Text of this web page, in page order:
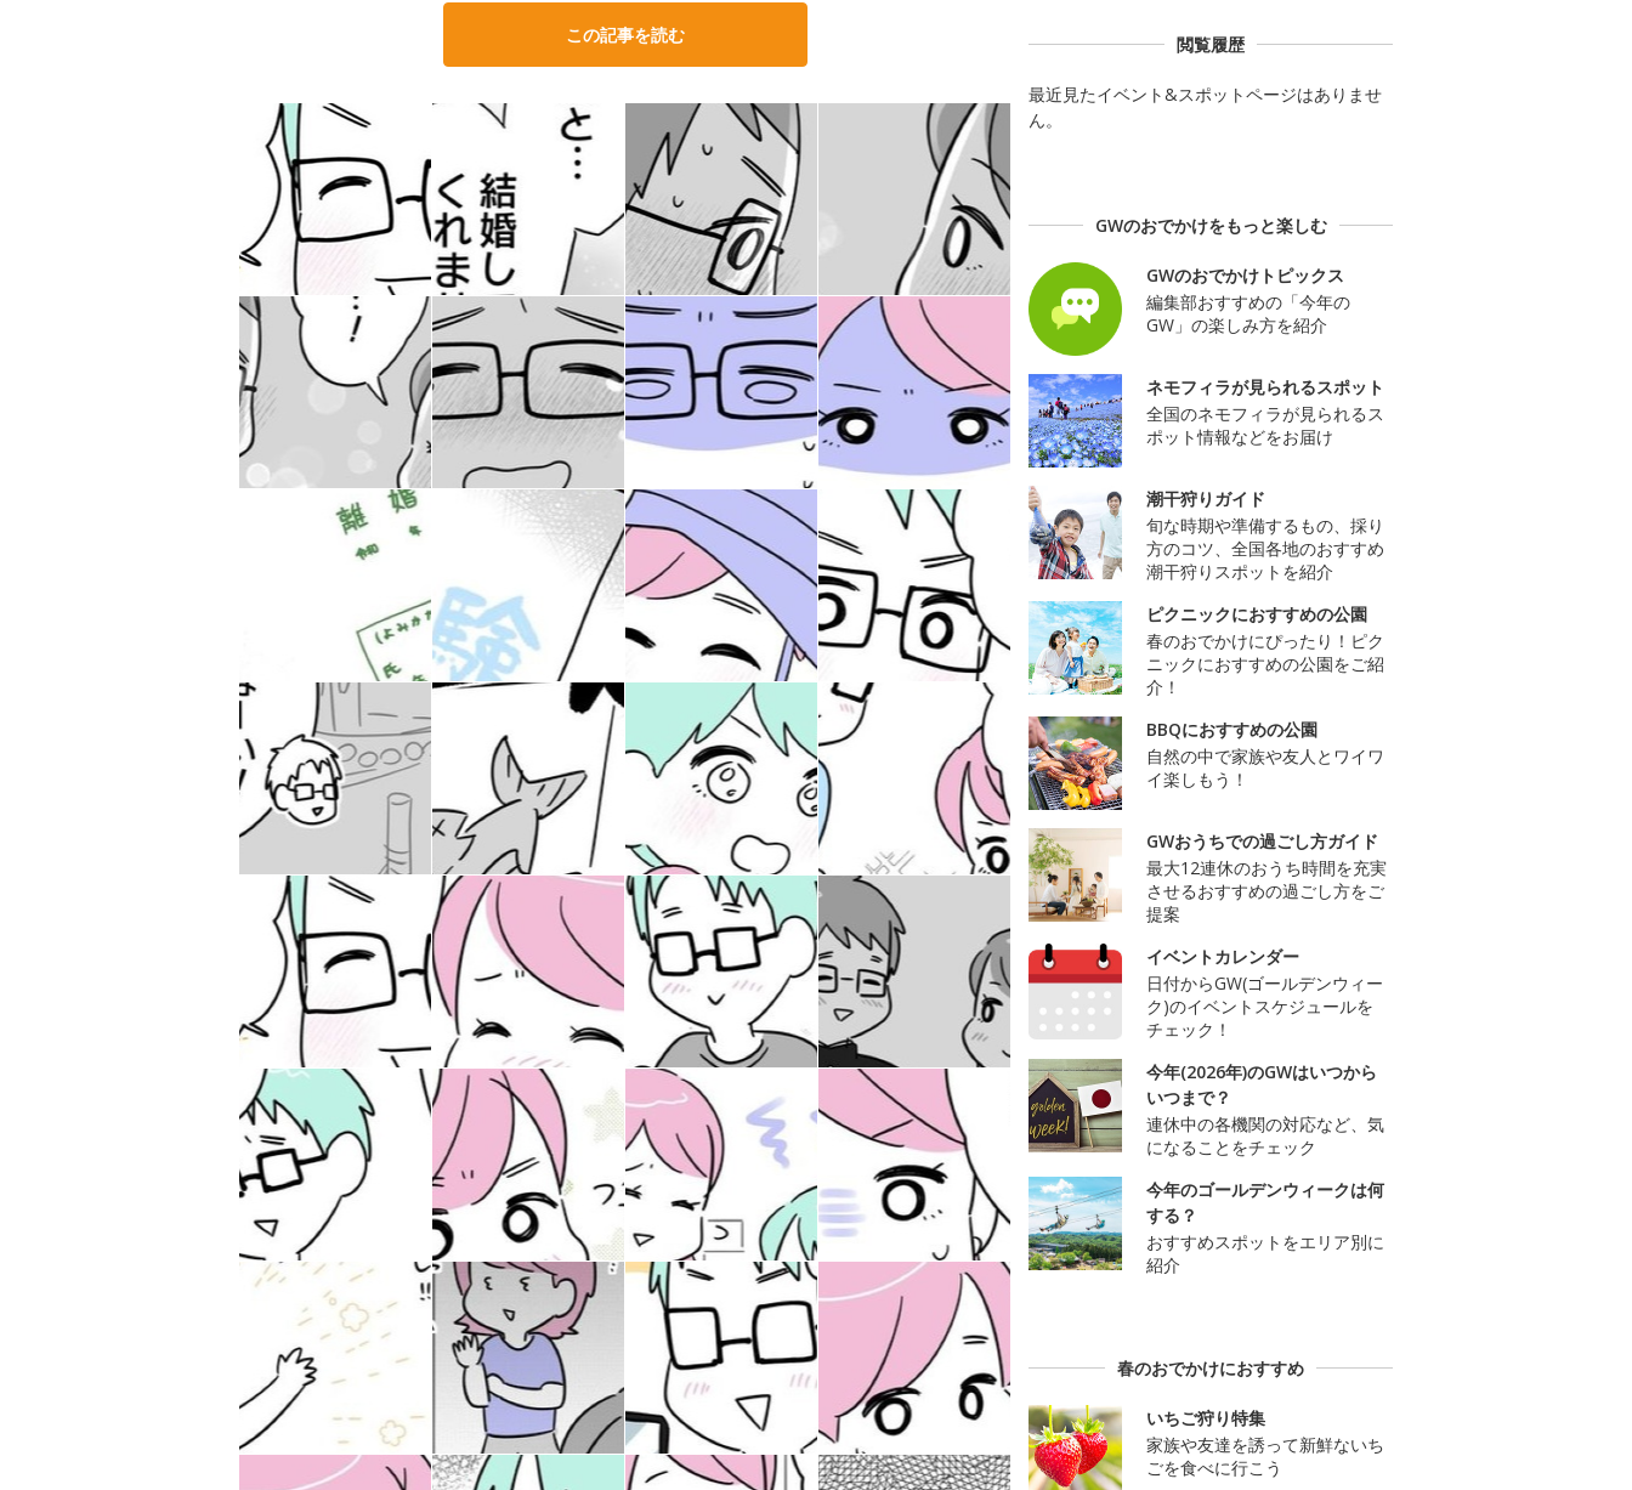
この記事を読む 閲覧履歴
最近見たイベント&スポットページはありませ
ん。
GWのおでかけをもっと楽しむ
GWのおでかけトピックス
編集部おすすめの「今年の
GW」の楽しみ方を紹介
ネモフィラが見られるスポット
全国のネモフィラが見られるス
ポット情報などをお届け
潮干狩りガイド
旬な時期や準備するもの、採り
方のコツ、全国各地のおすすめ
潮干狩りスポットを紹介
ピクニックにおすすめの公園
春のおでかけにぴったり！ピク
ニックにおすすめの公園をご紹
介！
BBQにおすすめの公園
自然の中で家族や友人とワイワ
イ楽しもう！
GWおうちでの過ごし方ガイド
最大12連休のおうち時間を充実
させるおすすめの過ごし方をご
提案
イベントカレンダー
日付からGW(ゴールデンウィー
ク)のイベントスケジュールを
チェック！
今年(2026年)のGWはいつから
いつまで？
連休中の各機関の対応など、気
になることをチェック
今年のゴールデンウィークは何
する？
おすすめスポットをエリア別に
紹介
春のおでかけにおすすめ
いちご狩り特集
家族や友達を誘って新鮮ないち
ごを食べに行こう